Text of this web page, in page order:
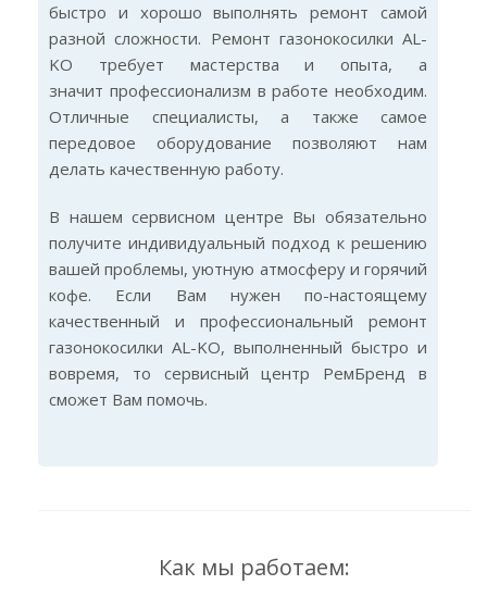
быстро и хорошо выполнять ремонт самой
разной сложности. Ремонт газонокосилки AL-
KO требует мастерства и опыта, а
значит профессионализм в работе необходим.
Отличные специалисты, а также самое
передовое оборудование позволяют нам
делать качественную работу.
В нашем сервисном центре Вы обязательно
получите индивидуальный подход к решению
вашей проблемы, уютную атмосферу и горячий
кофе. Если Вам нужен по-настоящему
качественный и профессиональный ремонт
газонокосилки AL-KO, выполненный быстро и
вовремя, то сервисный центр РемБренд в
сможет Вам помочь.
Как мы работаем: